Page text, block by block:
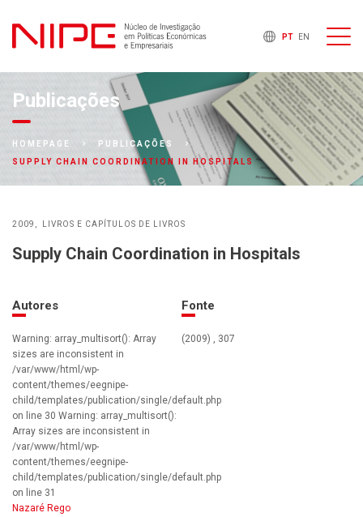
PT EN
Publicações
HOMEPAGE
PUBLICAÇÕES
SUPPLY CHAIN COORDINATION IN HOSPITALS
2009 LIVROS E CAPÍTULOS DE LIVROS
Supply Chain Coordination in Hospitals
Autores
Warning: array_multisort(): Array
sizes are inconsistent in
/var/www/html/wp-
content/themes/eegnipe-
child/templates/publication/single/default.php
on line 30 Warning: array_multisort():
Array sizes are inconsistent in
/var/www/html/wp-
content/themes/eegnipe-
child/templates/publication/single/default.php
on line 31
Nazaré Rego
Fonte
(2009) , 307